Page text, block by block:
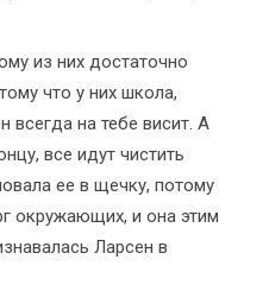
из них достаточно
что у них школа,
всегда на тебе висит. А
все идут чистить
ее в щечку, потому
окружающих, и она этим
Ларсен в